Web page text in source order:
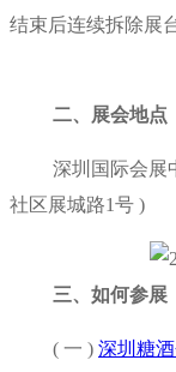
结束后连续拆除展
二、展会地点
深圳国际会展
社区展城路1号 )
三、如何参展
( 一 ) 深圳糖